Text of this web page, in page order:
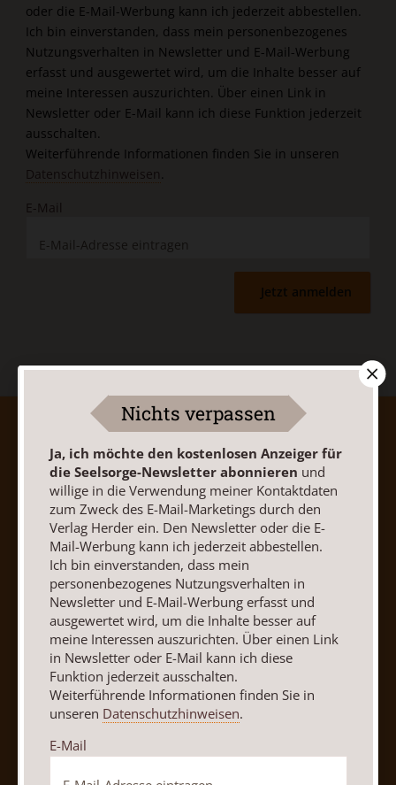
oder die E-Mail-Werbung kann ich jederzeit abbestellen.
Ich bin einverstanden, dass mein personenbezogenes
Nutzungsverhalten in Newsletter und E-Mail-Werbung
erfasst und ausgewertet wird, um die Inhalte besser auf
meine Interessen auszurichten. Über einen Link in
Newsletter oder E-Mail kann ich diese Funktion jederzeit
ausschalten.
Weiterführende Informationen finden Sie in unseren
Datenschutzhinweisen.
E-Mail
Jetzt anmelden
AGB und Widerrufsbelehrung
Datenschutz
Barrierefreiheit
Impressum
Vertrag widerrufen Abo online kündigen
Nach oben
Nichts verpassen
Ja, ich möchte den kostenlosen Anzeiger für
die Seelsorge-Newsletter abonnieren und
willige in die Verwendung meiner Kontaktdaten
zum Zweck des E-Mail-Marketings durch den
Verlag Herder ein. Den Newsletter oder die E-
Mail-Werbung kann ich jederzeit abbestellen.
Ich bin einverstanden, dass mein
personenbezogenes Nutzungsverhalten in
Newsletter und E-Mail-Werbung erfasst und
ausgewertet wird, um die Inhalte besser auf
meine Interessen auszurichten. Über einen Link
in Newsletter oder E-Mail kann ich diese
Funktion jederzeit ausschalten.
Weiterführende Informationen finden Sie in
unseren Datenschutzhinweisen.
E-Mail